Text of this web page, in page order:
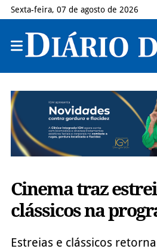
Sexta-feira, 07 de agosto de 2026
Cinema traz
clássicos na
Estreias e clássicos